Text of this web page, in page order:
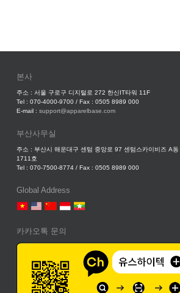
본사
주소 : 서울 구로구 디지털로 272 한신IT타워 11F
Tel : 070-4000-9700 / Fax : 0505 8989 000
E-mail : support@apparelbase.com
부산사무실
주소 : 부산시 해운대구 센텀 중앙로 97 센텀스카이비즈 A동
1711호
Tel : 070-7500-8774 / Fax : 0505 8989 000
Global Address
카카오톡 문의